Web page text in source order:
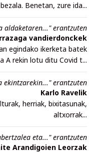
Benetan, zure ida...
aldaketaren..." erantzuten
vandierdonckek
egindako ikerketa batek
A rekin lotu ditu Covid t...
ekintzarekin..." erantzuten
Karlo Ravelik
herriak, bixitasunak,
altxorrak...
eta..." erantzuten
Arandigoien Leorzak